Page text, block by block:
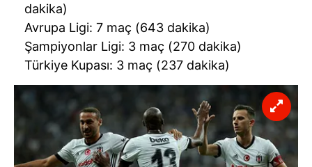
dakika)
Avrupa Ligi: 7 maç (643 dakika)
Şampiyonlar Ligi: 3 maç (270 dakika)
Türkiye Kupası: 3 maç (237 dakika)